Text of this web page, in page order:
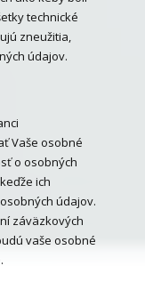
technické
zneužitia,
údajov.
Vaše osobné
o osobných
ich
údajov.
záväzkových
vaše osobné